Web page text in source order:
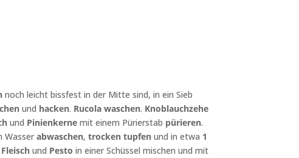
noch leicht bissfest in der Mitte sind, in ein Sieb
und hacken. Rucola waschen. Knoblauchzehe
und Pinienkerne mit einem Pürierstab pürieren.
Wasserabwaschen,trocken tupfen und in etwa 1
Fleisch und Pesto in einer Schüssel mischen und mit